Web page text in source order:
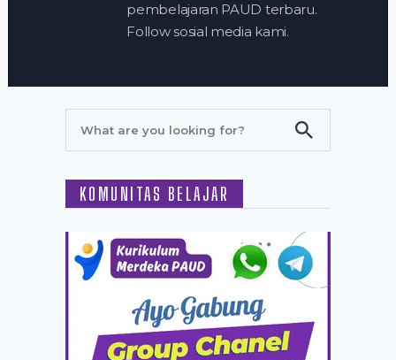
pembelajaran PAUD terbaru.
Follow sosial media kami.
KOMUNITAS BELAJAR